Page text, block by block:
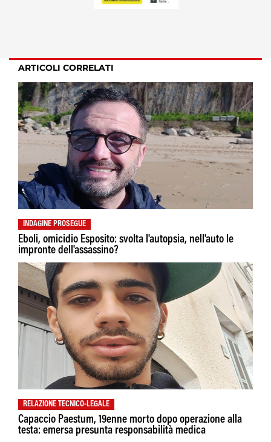
ARTICOLI CORRELATI
INDAGINE PROSEGUE
Eboli, omicidio Esposito: svolta l'autopsia, nell'auto le
impronte dell'assassino?
RELAZIONE TECNICO-LEGALE
Capaccio Paestum, 19enne morto dopo operazione alla
testa: emersa presunta responsabilità medica